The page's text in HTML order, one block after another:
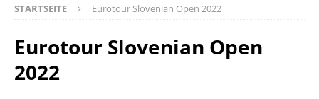
STARTSEITE Eurotour Slovenian Open 2022
Eurotour Slovenian Open
2022